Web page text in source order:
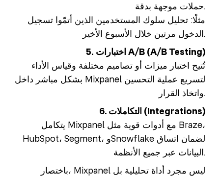
حملات موجهة بدقة.
مثلًا: تحليل سلوك المستخدمين الذين أتمّوا تسجيل
الدخول مرتين خلال الأسبوع الأخير.
5. اختبارات A/B (A/B Testing)
تُتيح اختبار ميزات أو تصاميم مختلفة وقياس الأداء
بشكل مباشر داخل Mixpanel لتسريع عملية التحسين
واتخاذ القرار.
6. التكاملات (Integrations)
يتكامل Mixpanel مع أدوات قوية مثل Braze،
HubSpot، Segment، وSnowflake لضمان اتساق
البيانات عبر جميع الأنظمة.
باختصار، Mixpanel ليس مجرد أداة تحليلية بل